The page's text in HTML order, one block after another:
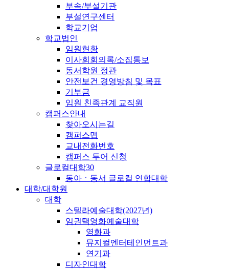
부속/부설기관
부설연구센터
학교기업
학교법인
임원현황
이사회회의록/소집통보
동서학원 정관
안전보건 경영방침 및 목표
기부금
임원 친족관계 교직원
캠퍼스안내
찾아오시는길
캠퍼스맵
교내전화번호
캠퍼스 투어 신청
글로컬대학30
동아ㆍ동서 글로컬 연합대학
대학/대학원
대학
스텔라예술대학(2027년)
임권택영화예술대학
영화과
뮤지컬엔터테인먼트과
연기과
디자인대학